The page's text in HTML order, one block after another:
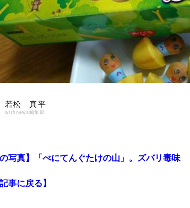
若松 真平
withnews編集部
の写真】「べにてんぐたけの山」。ズバリ毒味
記事に戻る】